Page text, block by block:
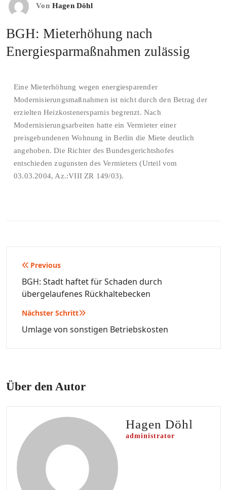
Von Hagen Döhl
BGH: Mieterhöhung nach
Energiesparmaßnahmen zulässig
Eine Mieterhöhung wegen energiesparender
Modernisierungsmaßnahmen ist nicht durch den Betrag der
erzielten Heizkostenersparnis begrenzt. Nach
Modernisierungsarbeiten hatte ein Vermieter einer
preisgebundenen Wohnung in Berlin die Miete deutlich
angehoben. Die Richter des Bundesgerichtshofes
entschieden zugunsten des Vermieters (Urteil vom
03.03.2004, Az.:VIII ZR 149/03).
Beitragsnavigation
Previous
BGH: Stadt haftet für Schaden durch
übergelaufenes Rückhaltebecken
Nächster Schritt
Umlage von sonstigen Betriebskosten
Über den Autor
Hagen Döhl
administrator